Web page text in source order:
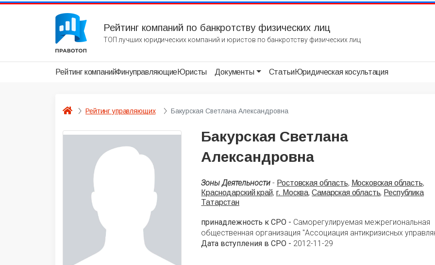
Рейтинг компаний по банкротству физических лиц
ТОП лучших юридических компаний и юристов по банкротству физических лиц
Рейтинг компанийФинуправляющиеЮристы Документы СтатьиЮридическая косультация
Рейтинг управляющих Бакурская Светлана Александровна
Бакурская Светлана
Александровна
Зоны Деятельности - Ростовская область, Московская область,
Краснодарский край, г. Москва,Самарская область, Республика
Татарстан
принадлежность к СРО - Саморегулируемая межрегиональная
общественная организация "Ассоциация антикризисных
Дата вступления в СРО - 2012-11-29